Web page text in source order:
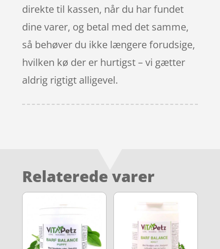
direkte til kassen, når du har fundet
dine varer, og betal med det samme,
så behøver du ikke længere forudsige,
hvilken kø der er hurtigst – vi gætter
aldrig rigtigt alligevel.
Relaterede varer